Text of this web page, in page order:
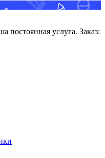
постоянная услуга. Заказ: